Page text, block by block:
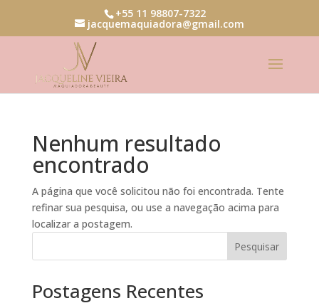
+55 11 98807-7322
jacquemaquiadora@gmail.com
Nenhum resultado
encontrado
A página que você solicitou não foi encontrada. Tente
refinar sua pesquisa, ou use a navegação acima para
localizar a postagem.
Pesquisar
Postagens Recentes